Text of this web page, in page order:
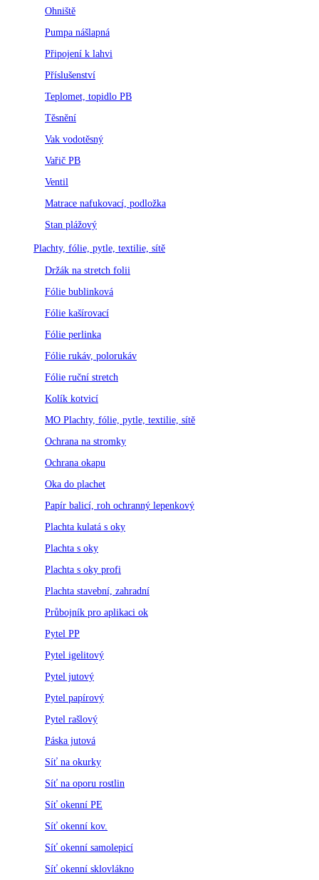
Ohniště
Pumpa nášlapná
Připojení k lahvi
Příslušenství
Teplomet, topidlo PB
Těsnění
Vak vodotěsný
Vařič PB
Ventil
Matrace nafukovací, podložka
Stan plážový
Plachty, fólie, pytle, textilie, sítě
Držák na stretch folii
Fólie bublinková
Fólie kašírovací
Fólie perlinka
Fólie rukáv, polorukáv
Fólie ruční stretch
Kolík kotvicí
MO Plachty, fólie, pytle, textilie, sítě
Ochrana na stromky
Ochrana okapu
Oka do plachet
Papír balicí, roh ochranný lepenkový
Plachta kulatá s oky
Plachta s oky
Plachta s oky profi
Plachta stavební, zahradní
Průbojník pro aplikaci ok
Pytel PP
Pytel igelitový
Pytel jutový
Pytel papírový
Pytel rašlový
Páska jutová
Síť na okurky
Síť na oporu rostlin
Síť okenní PE
Síť okenní kov.
Síť okenní samolepicí
Síť okenní sklovlákno